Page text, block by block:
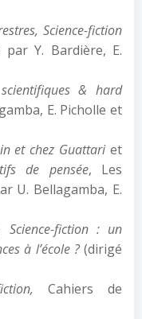
Science-fiction
par Y. Bardière, E.
& hard
E. Picholle et
et chez Guattari et
de pensée, Les
U. Bellagamba, E.
Science-fiction : un
à l’école ?(dirigé
Cahiers de